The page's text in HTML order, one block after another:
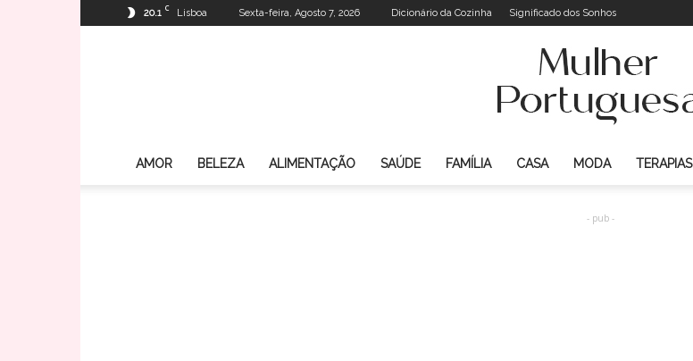
20.1 C Lisboa Sexta-feira, Agosto 7, 2026 Dicionário da Cozinha Significado dos Sonhos
AMOR BELEZA ALIMENTAÇÃO SAÚDE FAMÍLIA CASA MODA TERAPIAS
- pub -